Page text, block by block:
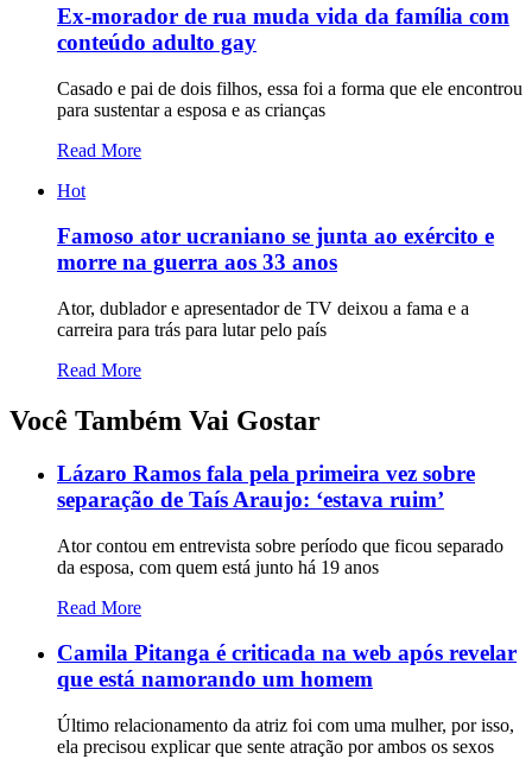
Ex-morador de rua muda vida da família com
conteúdo adulto gay
Casado e pai de dois filhos, essa foi a forma que ele encontrou
para sustentar a esposa e as crianças
Read More
Hot
Famoso ator ucraniano se junta ao exército e
morre na guerra aos 33 anos
Ator, dublador e apresentador de TV deixou a fama e a
carreira para trás para lutar pelo país
Read More
Você Também Vai Gostar
Lázaro Ramos fala pela primeira vez sobre
separação de Taís Araujo: ‘estava ruim’
Ator contou em entrevista sobre período que ficou separado
da esposa, com quem está junto há 19 anos
Read More
Camila Pitanga é criticada na web após revelar
que está namorando um homem
Último relacionamento da atriz foi com uma mulher, por isso,
ela precisou explicar que sente atração por ambos os sexos